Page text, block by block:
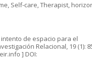
Self-care, Therapist,
intento de espacio para el
Relacional, 19 (1):
] DOI: